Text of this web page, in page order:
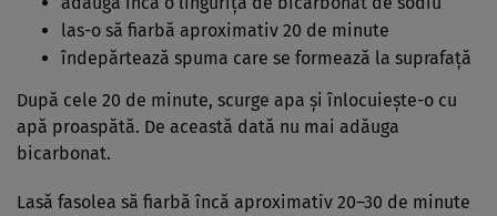
las-o să fiarbă aproximativ 20 de minute
îndepărtează spuma care se formează la suprafață
După cele 20 de minute, scurge apa și înlocuiește-o cu
apă proaspătă. De această dată nu mai adăuga
bicarbonat.
Lasă fasolea să fiarbă încă aproximativ 20–30 de minute